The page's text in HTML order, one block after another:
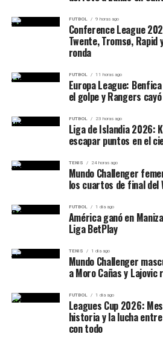
del pantano de Washington”. Su
a un electorado cansado de las
militarista de EE.UU. en el mundo.
Queda por ver si este nuevo viraje
consolidará apoyos o generará
propio partido, donde aún
neoconservadores que consideran
estratégica para la seguridad de
estadounidenses en la región.
FUTBOL 9 horas ago
Conference League
Twente, Tromsø,
ronda
FUTBOL 11 horas ago
Europa League:
el golpe y Rangers
FUTBOL 23 horas ago
Liga de Islandia 2026:
escapar puntos en el
TENIS 24 horas ago
Mundo Challenger
los cuartos de final del
FUTBOL 1 día ago
América ganó en
Liga BetPlay
TENIS 1 día ago
Mundo Challenger
a Moro Cañas y
FUTBOL 1 día ago
Leagues Cup 2026:
historia y la lucha entre
con todo